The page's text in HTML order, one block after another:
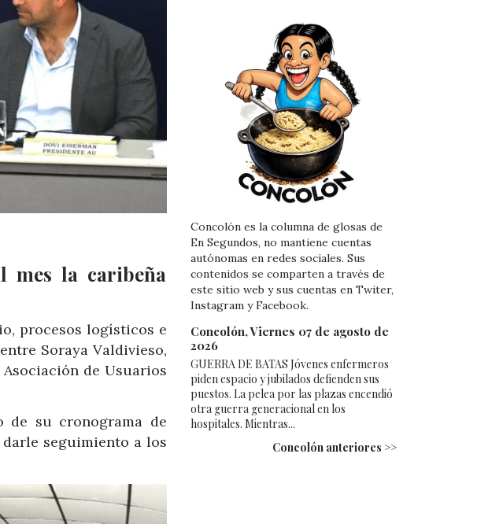
mes la caribeña
procesos logísticos e
Soraya Valdivieso,
de Usuarios
de su cronograma de
seguimiento a los
Concolón es la columna de glosas de
En Segundos, no mantiene cuentas
autónomas en redes sociales. Sus
contenidos se comparten a través de
este sitio web y sus cuentas en Twiter,
Instagram y Facebook.
Concolón, Viernes 07 de agosto de
2026
GUERRA DE BATAS Jóvenes enfermeros
piden espacio y jubilados defienden sus
puestos. La pelea por las plazas encendió
otra guerra generacional en los
hospitales. Mientras...
Concolón anteriores >>